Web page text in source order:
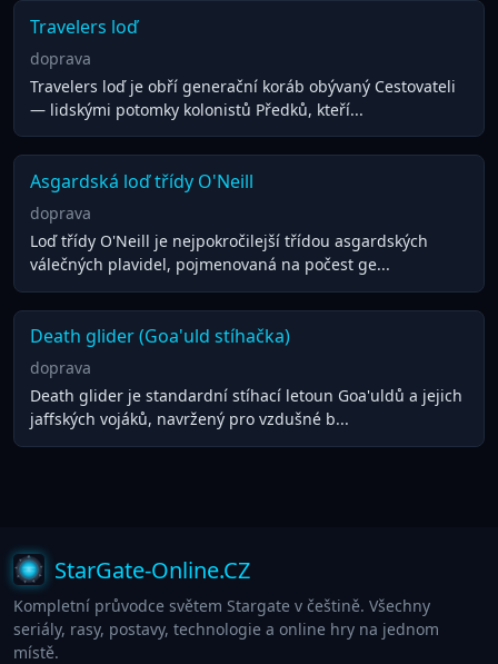
Travelers loď
doprava
Travelers loď je obří generační koráb obývaný Cestovateli
— lidskými potomky kolonistů Předků, kteří...
Asgardská loď třídy O'Neill
doprava
Loď třídy O'Neill je nejpokročilejší třídou asgardských
válečných plavidel, pojmenovaná na počest ge...
Death glider (Goa'uld stíhačka)
doprava
Death glider je standardní stíhací letoun Goa'uldů a jejich
jaffských vojáků, navržený pro vzdušné b...
StarGate-Online.CZ
Kompletní průvodce světem Stargate v češtině. Všechny
seriály, rasy, postavy, technologie a online hry na jednom
místě.